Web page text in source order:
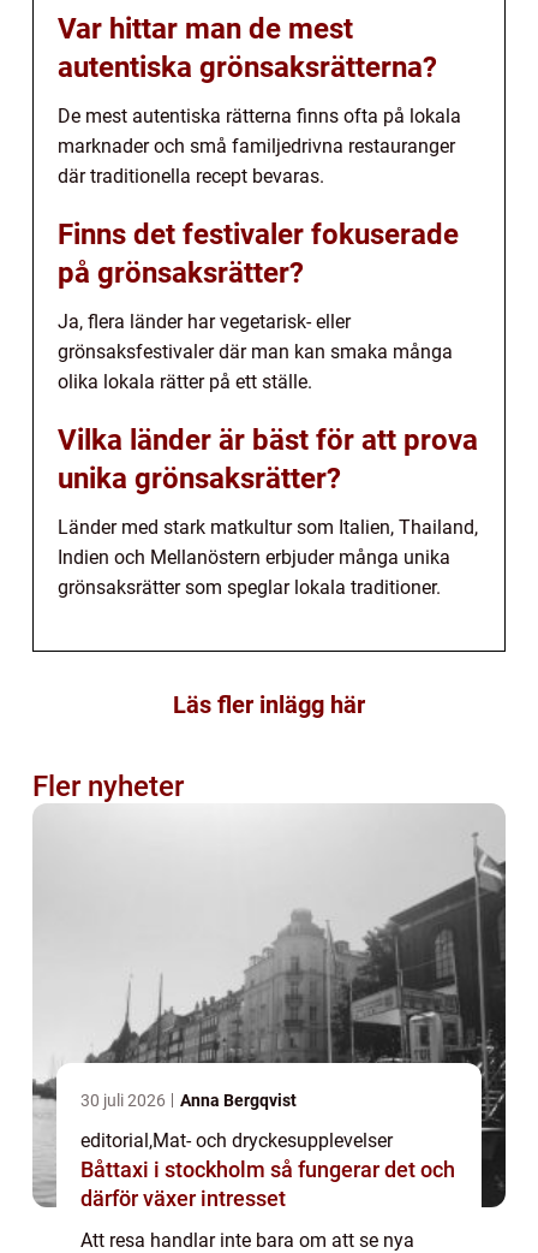
Var hittar man de mest
autentiska grönsaksrätterna?
De mest autentiska rätterna finns ofta på lokala
marknader och små familjedrivna restauranger
där traditionella recept bevaras.
Finns det festivaler fokuserade
på grönsaksrätter?
Ja, flera länder har vegetarisk- eller
grönsaksfestivaler där man kan smaka många
olika lokala rätter på ett ställe.
Vilka länder är bäst för att prova
unika grönsaksrätter?
Länder med stark matkultur som Italien, Thailand,
Indien och Mellanöstern erbjuder många unika
grönsaksrätter som speglar lokala traditioner.
Läs fler inlägg här
Fler nyheter
30 juli 2026 Anna Bergqvist
editorial,Mat- och dryckesupplevelser
Båttaxi i stockholm så fungerar det och
därför växer intresset
Att resa handlar inte bara om att se nya